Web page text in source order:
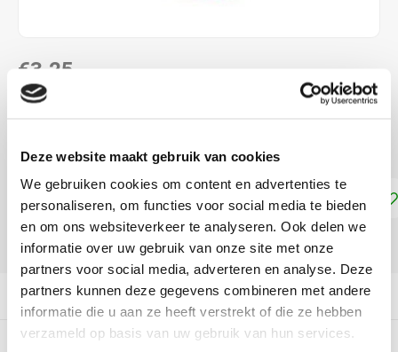
Deze website maakt gebruik van cookies
We gebruiken cookies om content en advertenties te
personaliseren, om functies voor social media te bieden
en om ons websiteverkeer te analyseren. Ook delen we
informatie over uw gebruik van onze site met onze
partners voor social media, adverteren en analyse. Deze
partners kunnen deze gegevens combineren met andere
informatie die u aan ze heeft verstrekt of die ze hebben
verzameld op basis van uw gebruik van hun services.
€3,25
DIRECT LEVERBAAR
100% Acryl met Naalddikte: 6.0 Lees meer
Toevoegen aan winkelwagen
DELEN:
Productomschrijving
Gerelateerde producten